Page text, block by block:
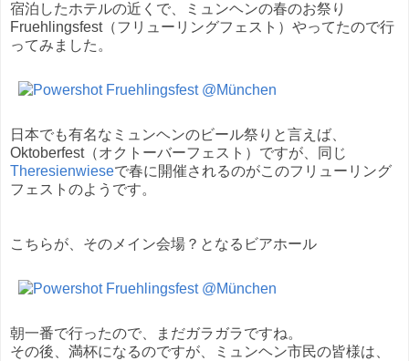
宿泊したホテルの近くで、ミュンヘンの春のお祭り
Fruehlingsfest（フリューリングフェスト）やってたので行
ってみました。
日本でも有名なミュンヘンのビール祭りと言えば、
Oktoberfest（オクトーバーフェスト）ですが、同じ
Theresienwieseで春に開催されるのがこのフリューリング
フェストのようです。
こちらが、そのメイン会場？となるビアホール
朝一番で行ったので、まだガラガラですね。
その後、満杯になるのですが、ミュンヘン市民の皆様は、